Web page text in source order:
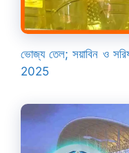
ভোজ্য তেল; সয়াবিন ও
2025